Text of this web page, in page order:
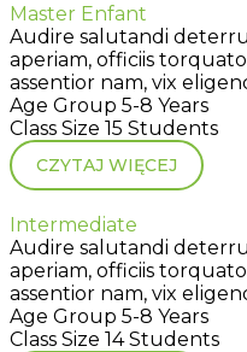
Master Enfant
Audire salutandi
aperiam, officiis
assentior nam, vix
Age Group 5-8 Years
Class Size 15 Students
CZYTAJ WIĘCEJ
Intermediate
Audire salutandi
aperiam, officiis
assentior nam, vix
Age Group 5-8 Years
Class Size 14 Students